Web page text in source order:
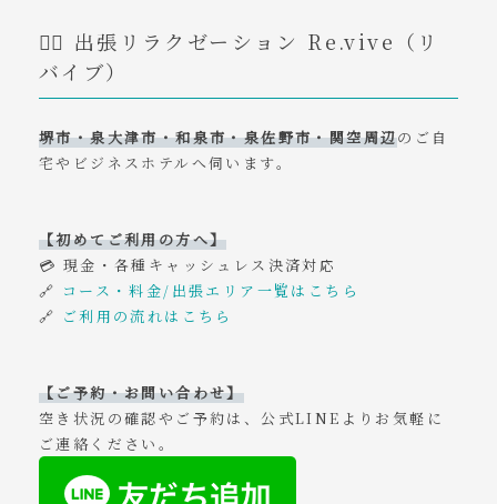
💆‍♂️ 出張リラクゼーション Re.vive（リ
バイブ）
堺市・泉大津市・和泉市・泉佐野市・関空周辺のご自
宅やビジネスホテルへ伺います。
【初めてご利用の方へ】
💳 現金・各種キャッシュレス決済対応
🔗 コース・料金/出張エリア一覧はこちら
🔗 ご利用の流れはこちら
【ご予約・お問い合わせ】
空き状況の確認やご予約は、公式LINEよりお気軽に
ご連絡ください。